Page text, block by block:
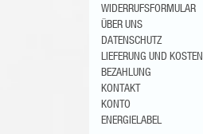
WIDERRUFSFORMULAR
ÜBER UNS
DATENSCHUTZ
LIEFERUNG UND KOSTEN
BEZAHLUNG
KONTAKT
KONTO
ENERGIELABEL